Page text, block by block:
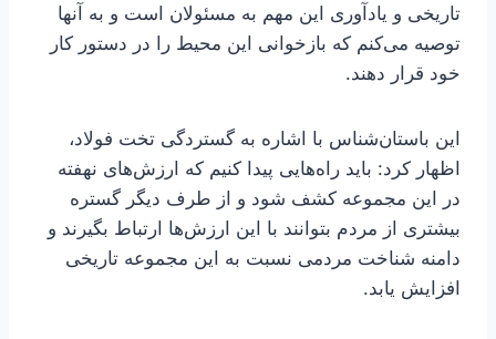
تاریخی و یادآوری این مهم به مسئولان است و به آن­ها
توصیه می‌کنم که بازخوانی این محیط را در دستور کار
خود قرار دهند.
این باستان‌شناس با اشاره به گستردگی تخت فولاد،
اظهار کرد: باید راه‌هایی پیدا کنیم که ارزش‌های نهفته
در این مجموعه کشف شود و از طرف دیگر گستره
بیشتری از مردم بتوانند با این ارزش‌ها ارتباط بگیرند و
دامنه شناخت مردمی نسبت به این مجموعه تاریخی
افزایش یابد.